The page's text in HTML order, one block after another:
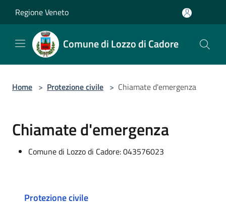
Regione Veneto
Comune di Lozzo di Cadore
Home > Protezione civile > Chiamate d'emergenza
Chiamate d'emergenza
Comune di Lozzo di Cadore: 043576023
Protezione civile